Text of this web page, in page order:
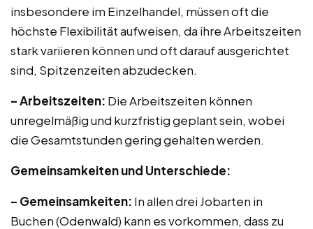
insbesondere im Einzelhandel, müssen oft die
höchste Flexibilität aufweisen, da ihre Arbeitszeiten
stark variieren können und oft darauf ausgerichtet
sind, Spitzenzeiten abzudecken.
– Arbeitszeiten: Die Arbeitszeiten können
unregelmäßig und kurzfristig geplant sein, wobei
die Gesamtstunden gering gehalten werden.
Gemeinsamkeiten und Unterschiede:
– Gemeinsamkeiten: In allen drei Jobarten in
Buchen (Odenwald) kann es vorkommen, dass zu